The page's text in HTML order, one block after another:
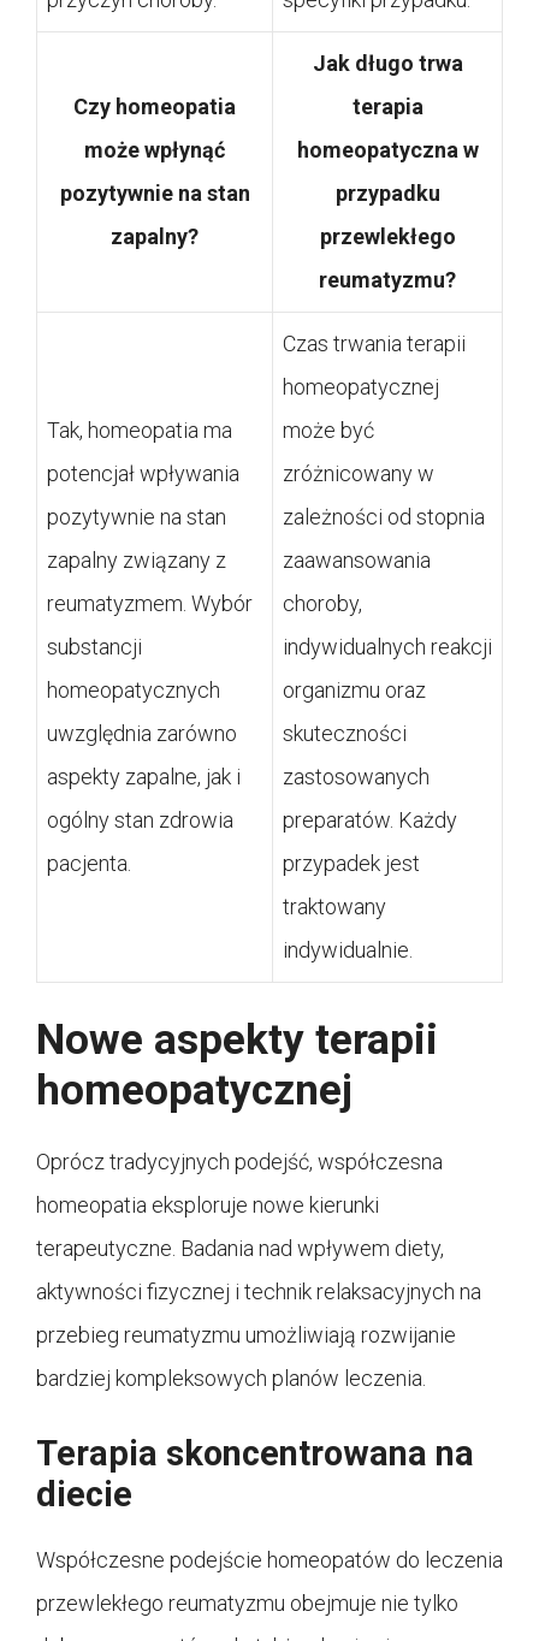
Czy homeopatia
może wpłynąć
pozytywnie na stan
zapalny?
Jak długo trwa
terapia
homeopatyczna w
przypadku
przewlekłego
reumatyzmu?
Tak, homeopatia ma
potencjał wpływania
pozytywnie na stan
zapalny związany z
reumatyzmem. Wybór
substancji
homeopatycznych
uwzględnia zarówno
aspekty zapalne, jak i
ogólny stan zdrowia
pacjenta.
Czas trwania terapii
homeopatycznej
może być
zróżnicowany w
zależności od stopnia
zaawansowania
choroby,
indywidualnych reakcji
organizmu oraz
skuteczności
zastosowanych
preparatów. Każdy
przypadek jest
traktowany
indywidualnie.
Nowe aspekty terapii
homeopatycznej
Oprócz tradycyjnych podejść, współczesna
homeopatia eksploruje nowe kierunki
terapeutyczne. Badania nad wpływem diety,
aktywności fizycznej i technik relaksacyjnych na
przebieg reumatyzmu umożliwiają rozwijanie
bardziej kompleksowych planów leczenia.
Terapia skoncentrowana na
diecie
Współczesne podejście homeopatów do leczenia
przewlekłego reumatyzmu obejmuje nie tylko